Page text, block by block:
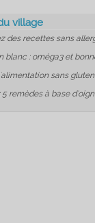
village
des recettes sans
blanc : oméga3 et
sans gluten
5 remèdes à base